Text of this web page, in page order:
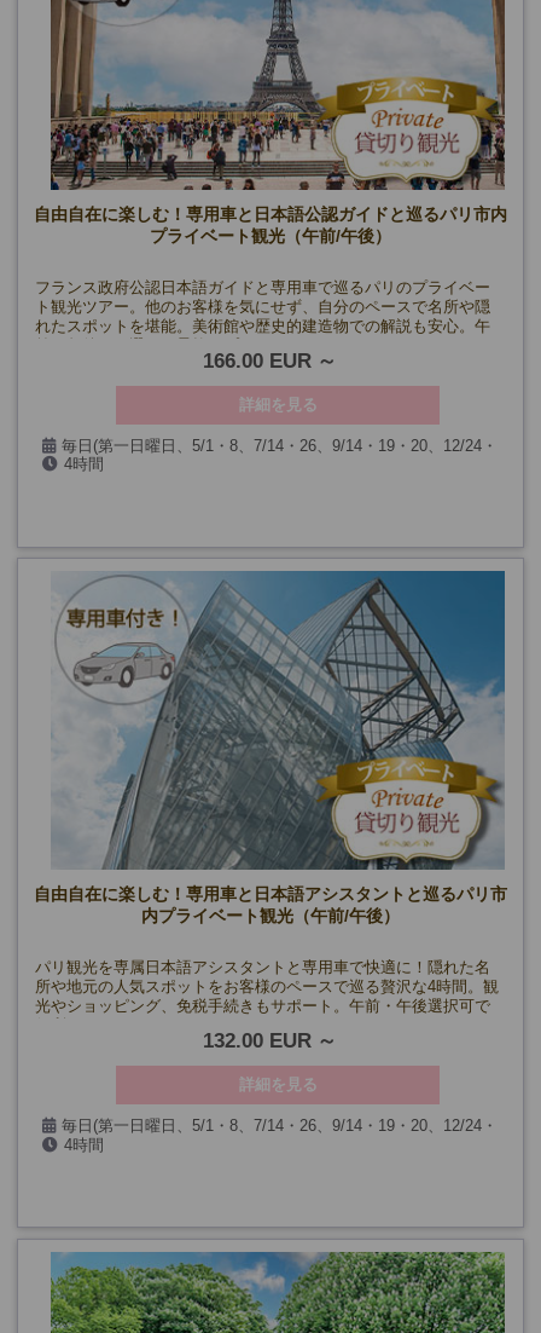
自由自在に楽しむ！専用車と日本語公認ガイドと巡るパリ市内
プライベート観光（午前/午後）
フランス政府公認日本語ガイドと専用車で巡るパリのプライベー
ト観光ツアー。他のお客様を気にせず、自分のペースで名所や隠
れたスポットを堪能。美術館や歴史的建造物での解説も安心。午
166.00 EUR
詳細を見る
毎日(第一日曜日、5/1・8、7/14・26、9/14・19・20、12/24・
25・31、1/1を除く)
4時間
自由自在に楽しむ！専用車と日本語アシスタントと巡るパリ市
内プライベート観光（午前/午後）
パリ観光を専属日本語アシスタントと専用車で快適に！隠れた名
所や地元の人気スポットをお客様のペースで巡る贅沢な4時間。観
光やショッピング、免税手続きもサポート。午前・午後選択可で
132.00 EUR
詳細を見る
毎日(第一日曜日、5/1・8、7/14・26、9/14・19・20、12/24・
25・31、1/1を除く)
4時間